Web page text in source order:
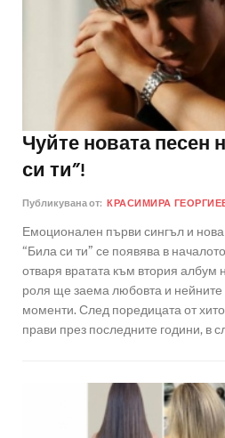
Чуйте новата песен
си ти”!
Публикувана от: КРАСИМИРА
Емоционален първи сингъл и нова
“Била си ти” се появява в
отваря вратата към втория албум
роля ще заема любовта и нейните
моменти. След поредицата от
прави през последните години, в